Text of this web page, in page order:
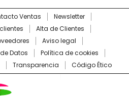
Ventas
Newsletter
Alta de Clientes
Aviso legal
Datos
Política de cookies
Transparencia Código Ético